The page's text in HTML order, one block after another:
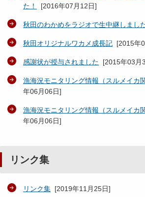
た！
[2016年07月12日]
秋田のわかめをラジオで生中継しまし
秋田オリジナルワカメ成長記 [2015年
感謝状が授与されました [2015年03月
漁海況モニタリング情報（スルメイカ
年06月06日]
漁海況モニタリング情報（スルメイカ
年06月06日]
リンク集
リンク集 [2019年11月25日]